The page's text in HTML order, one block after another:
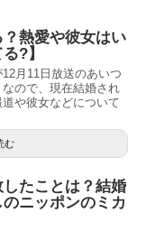
熱愛や彼女はい
?】
月11日放送のあいつ
ので、現在結婚され
や彼女などについて
む
たことは？結婚
ニッポンのミカ